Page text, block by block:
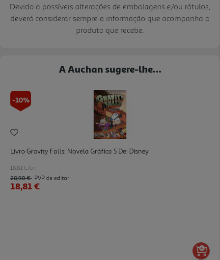
Devido a possíveis alterações de embalagens e/ou rótulos,
deverá considerar sempre a informação que acompanha o
produto que recebe.
A Auchan sugere-lhe...
-10%
Livro Gravity Falls: Novela Gráfica 5 De: Disney
18.81 €/un
20,90 € PVP de editor
18,81 €